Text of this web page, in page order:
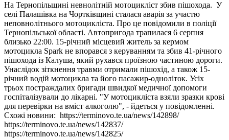
На Тернопільщині невнолітній мотоцикліст збив пішохода. У
селі Палашівка на Чортківщині сталася аварія за участю
неповнолітнього мотоцикліста. Про це повідомили в поліції
Тернопільської області. Автопригода трапилася 6 серпня
близько 22:00. 15-річний місцевий житель за кермом
мотоцикла Spark не впорався з керуванням та збив 41-річного
пішохода із Калуша, який рухався проїзною частиною дороги.
Унаслідок зіткнення травми отримали пішохід, а також 15-
річний водій мотоцикла та його пасажир-одноліток. Усіх
трьох постраждалих бригади швидкої медичної допомоги
госпіталізували до лікарні. "У мотоцикліста взяли зразки крові
для перевірки на вміст алкоголю", - йдеться у повідомленні.
Схожі новини: https://terminovo.te.ua/news/142898/
https://terminovo.te.ua/news/142837/
https://terminovo.te.ua/news/142825/